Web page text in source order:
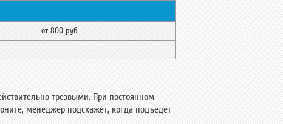
от 800 руб
трезвыми. При постоянном
менеджер подскажет, когда подъедет